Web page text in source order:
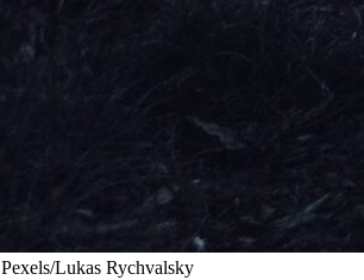
Pexels/Lukas Rychvalsky